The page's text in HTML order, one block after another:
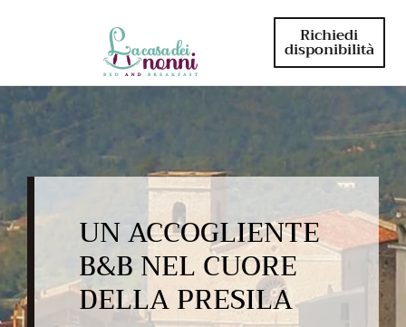
Richiedi
disponibilità
UN ACCOGLIENTE
B&B NEL CUORE
DELLA PRESILA